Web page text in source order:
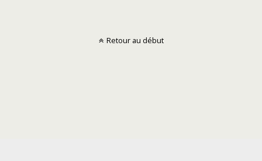
Retour au début